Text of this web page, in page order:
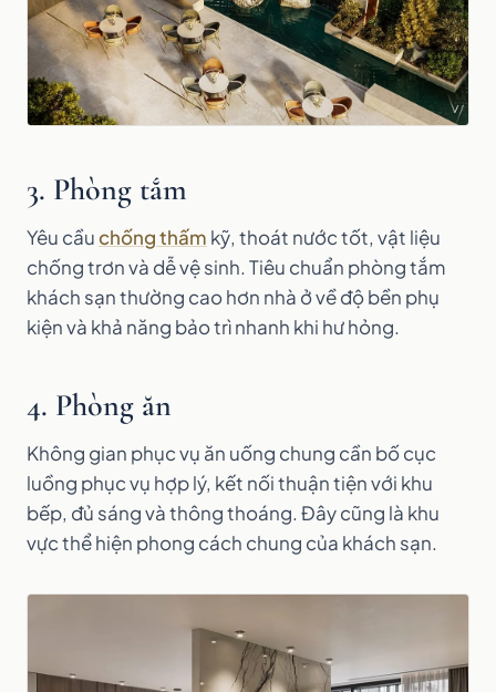
3. Phòng tắm
Yêu cầuchống thấm kỹ, thoát nước tốt, vật liệu
chống trơn và dễ vệ sinh. Tiêu chuẩn phòng tắm
khách sạn thường cao hơn nhà ở về độ bền phụ
kiện và khả năng bảo trì nhanh khi hư hỏng.
4. Phòng ăn
Không gian phục vụ ăn uống chung cần bố cục
luồng phục vụ hợp lý, kết nối thuận tiện với khu
bếp, đủ sáng và thông thoáng. Đây cũng là khu
vực thể hiện phong cách chung của khách sạn.